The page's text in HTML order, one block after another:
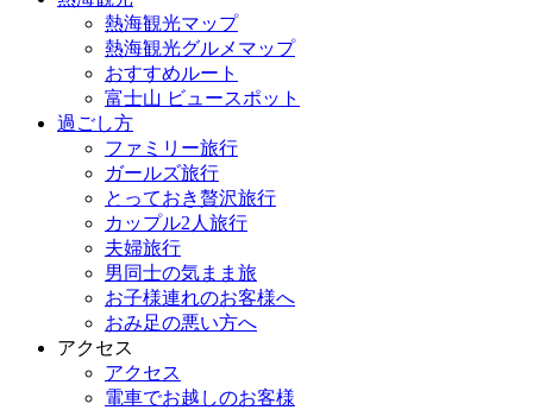
熱海観光マップ
熱海観光グルメマップ
おすすめルート
富士山 ビュースポット
過ごし方
ファミリー旅行
ガールズ旅行
とっておき贅沢旅行
カップル2人旅行
夫婦旅行
男同士の気まま旅
お子様連れのお客様へ
おみ足の悪い方へ
アクセス
アクセス
電車でお越しのお客様